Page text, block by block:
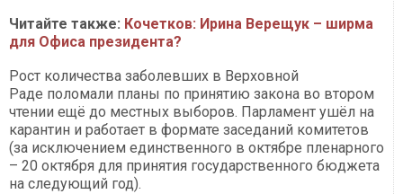
Читайте также: Кочетков: Ирина Верещук – ширма
для Офиса президента?
Рост количества заболевших в Верховной
Раде поломали планы по принятию закона во втором
чтении ещё до местных выборов. Парламент ушёл на
карантин и работает в формате заседаний комитетов
(за исключением единственного в октябре пленарного
– 20 октября для принятия государственного бюджета
на следующий год).